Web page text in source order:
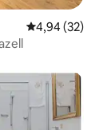
Évaluation
4,94 (32)